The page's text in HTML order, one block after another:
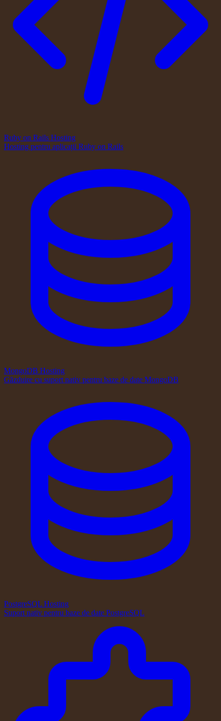
Ruby on Rails Hosting
Hosting pentru aplicații Ruby on Rails
MongoDB Hosting
Găzduire cu suport nativ pentru baze de date MongoDB
PostgreSQL Hosting
Suport nativ pentru baze de date PostgreSQL